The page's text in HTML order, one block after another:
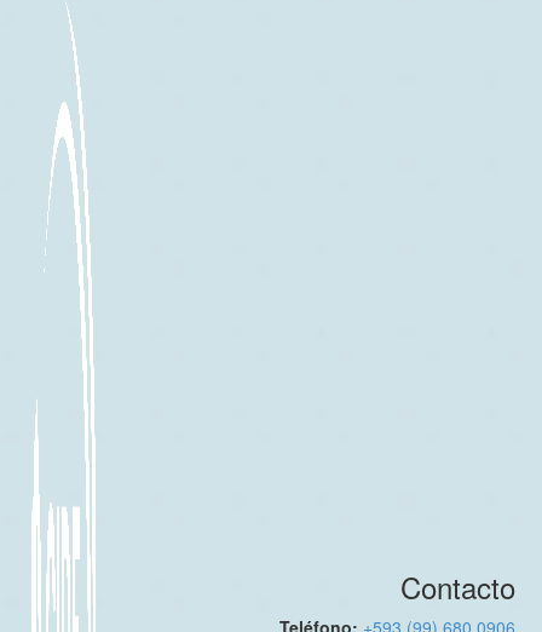
Contacto
Teléfono: +593 (99) 680 0906